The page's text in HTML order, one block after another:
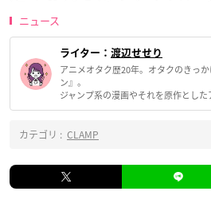
ニュース
ライター： 渡辺せせり
アニメオタク歴20年。オタクのきっ
ン』。
ジャンプ系の漫画やそれを原作とした
カテゴリ : CLAMP